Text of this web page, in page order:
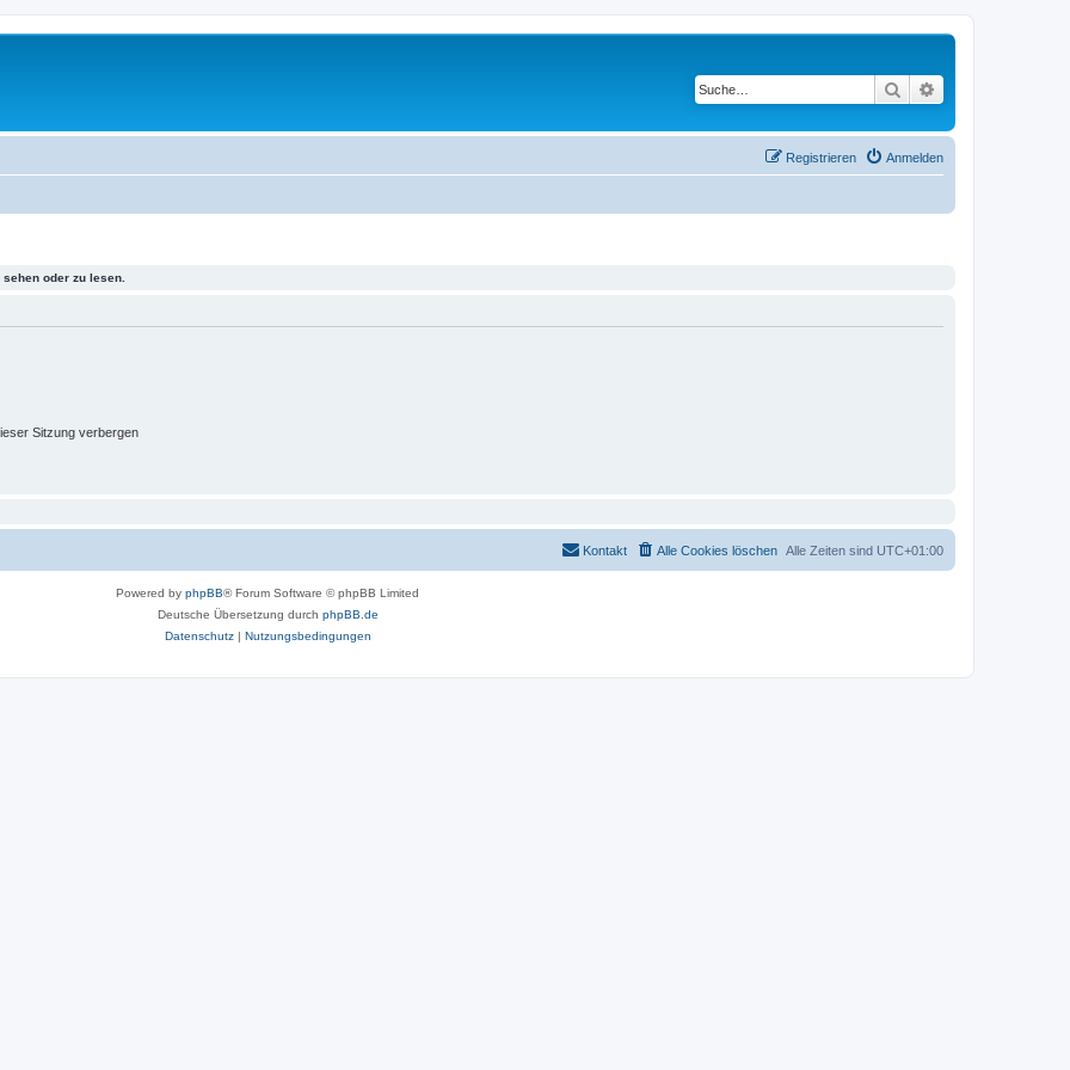
Suche
Anmelden
Registrieren
oder zu lesen.
Sitzung verbergen
Alle Zeiten sind UTC+01:00
Alle Cookies löschen
Kontakt
Powered by phpBB® Forum Software © phpBB Limited
Deutsche Übersetzung durch phpBB.de
Datenschutz| Nutzungsbedingungen